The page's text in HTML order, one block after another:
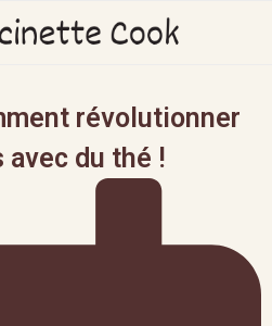
révolutionner
avec du thé !